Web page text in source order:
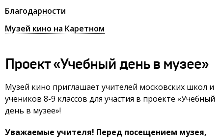
Благодарности
Музей кино на Каретном
Проект «Учебный день в музее»
Музей кино приглашает учителей московских школ и
учеников 8-9 классов для участия в проекте «Учебный
день в музее»!
Уважаемые учителя! Перед посещением музея,